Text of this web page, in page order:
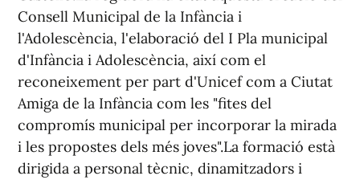
Consell Municipal de la Infància i
l'Adolescència, l'elaboració del I Pla municipal
d'Infància i Adolescència, així com el
reconeixement per part d'Unicef com a Ciutat
Amiga de la Infància com les "fites del
compromís municipal per incorporar la mirada
i les propostes dels més joves".La formació està
dirigida a personal tècnic, dinamitzadors i